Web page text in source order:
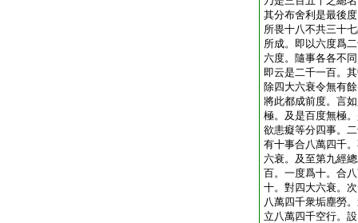
其分布舍利是最後
所畏十八不共三十
所成。即以六度爲
六度。隨事各各不
即云是二千一百。
除四大六衰令無有
將此都成前度。言
極。及是百度無極
欲恚癡等分四事。
有十事合八萬四千
六衰。及至第九經
百。一度爲十。合
十。對四大六衰。
八萬四千衆垢塵勞
立八萬四千空行。